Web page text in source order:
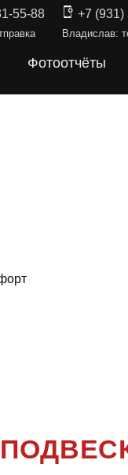
55-88 +7 (931)
Владислав:
Фотоотчёты